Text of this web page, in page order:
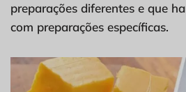
preparações diferentes e que
com preparações específicas.